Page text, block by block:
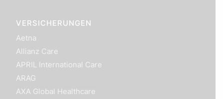
VERSICHERUNGEN
Aetna
Allianz Care
APRIL International Care
ARAG
AXA Global Healthcare